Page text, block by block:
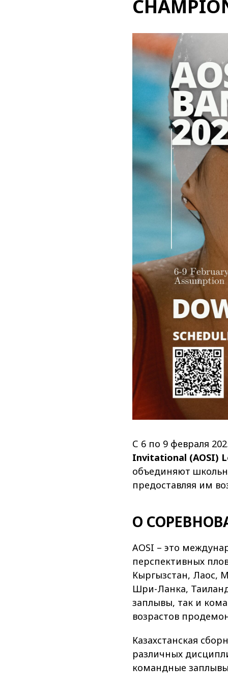
С 6 по 9 февраля
Invitational (AOSI)
объединяют
предоставляя им
О
AOSI – это
перспективных
Кыргызстан, Лаос,
Шри-Ланка,
заплывы, так и
возрастов
Казахстанская
различных
командные